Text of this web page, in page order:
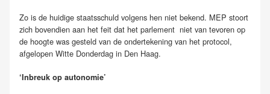
Zo is de huidige staatsschuld volgens hen niet bekend. MEP stoort
zich bovendien aan het feit dat het parlement niet van tevoren op
de hoogte was gesteld van de ondertekening van het protocol,
afgelopen Witte Donderdag in Den Haag.
‘Inbreuk op autonomie’